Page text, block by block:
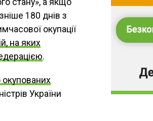
стану», а якщо
180 днів з
окупації
на яких
.
окупованих
України